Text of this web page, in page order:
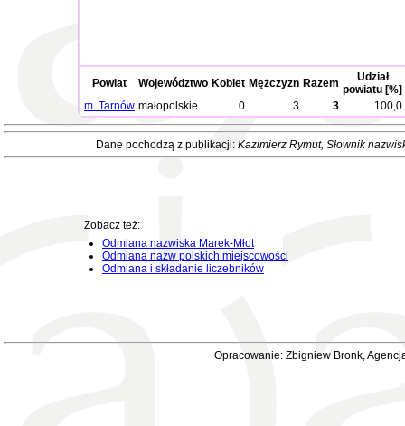
Powiat Województwo Kobiet Mężczyzn Razem
Udział
powiatu [%]
m. Tarnów małopolskie 0 3 3 100,0
Dane pochodzą z publikacji: Kazimierz Rymut, Słownik
Zobacz też:
Odmiana nazwiska Marek-Młot
Odmiana nazw polskich miejscowości
Odmiana i składanie liczebników
Opracowanie: Zbigniew Bronk,